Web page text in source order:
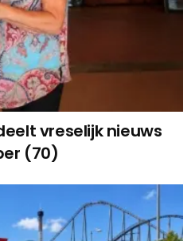
vreselijk nieuws
(70)